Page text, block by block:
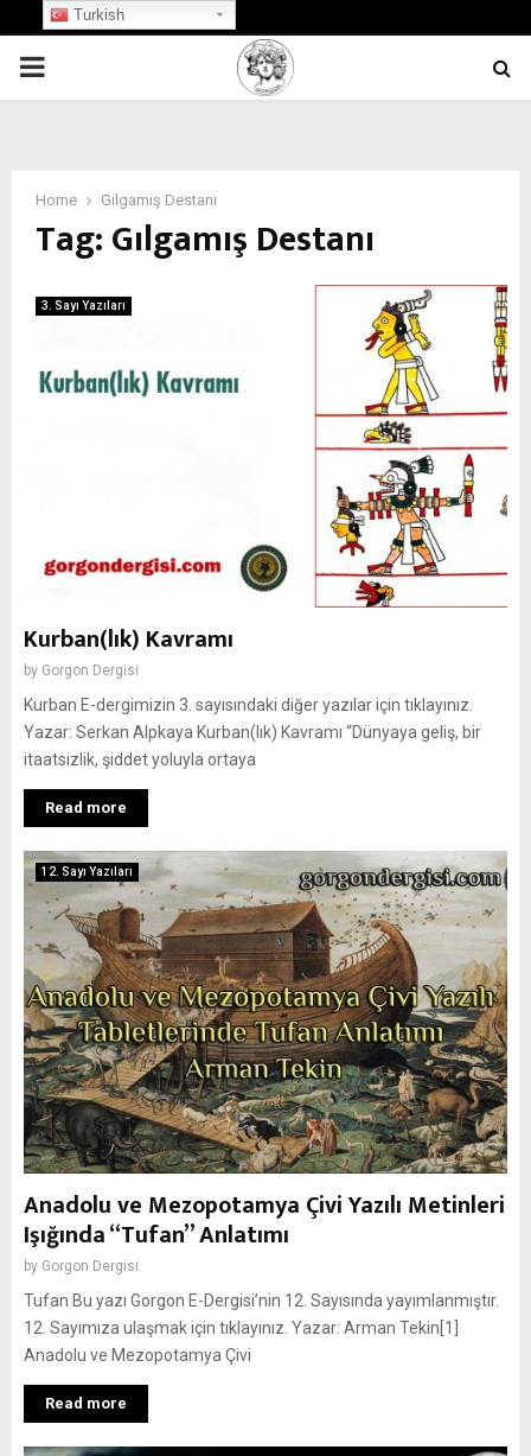
PRIMARY
Home Gılgamış Destanı
Tag:Gılgamış Destanı
3. Sayı Yazıları
Kurban(lık) Kavramı
by Gorgon Dergisi
Kurban E-dergimizin 3. sayısındaki diğer yazılar için tıklayınız.
Yazar: Serkan Alpkaya Kurban(lık) Kavramı “Dünyaya geliş, bir
itaatsizlik, şiddet yoluyla ortaya
Read more
12. Sayı Yazıları
Anadolu ve Mezopotamya Çivi Yazılı Metinleri
Işığında “Tufan” Anlatımı
by Gorgon Dergisi
Tufan Bu yazı Gorgon E-Dergisi’nin 12. Sayısında yayımlanmıştır.
12. Sayımıza ulaşmak için tıklayınız. Yazar: Arman Tekin[1]
Anadolu ve Mezopotamya Çivi
Read more
Turkish